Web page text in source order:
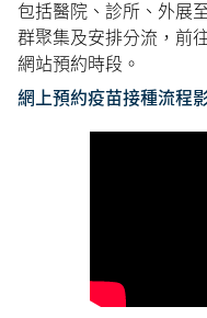
包括醫院、診所、外展
群聚集及安排分流，前
網站預約時段。
網上預約疫苗接種流程